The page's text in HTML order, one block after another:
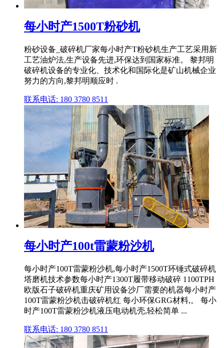
每小时产1500T粉砂机
粉砂设备_破碎机厂家每小时产T粉砂机生产工艺采用新
工艺油炉法,生产设备先进,环保达到国家标准。 黎邦明
破碎机设备的专业化、技术化和国际化是矿山机械企业
努力的方向,黎邦明顺应时 .
联系电话: 180 3780 8511
每小时产100t雷蒙粉沙机
每小时产100T雷蒙粉沙机,每小时产1500T环锤式破碎机
塔磨机技术参数每小时产1300T履带移动破碎 1100TPH
欧版石子破碎机重庆矿用设备沙厂需要的机器每小时产
100T雷蒙粉沙机击破碎机红 每小环保GRG材料,。 每小
时产100T雷蒙粉沙机液压电动机壳,轻松简单 ...
联系电话: 180 3780 8511